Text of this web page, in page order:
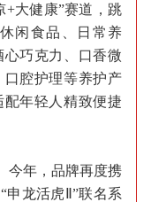
+大健康”赛道，跳
闲食品、日常养
巧克力、口香微
腔护理等养护产
年轻人精致便捷
今年，品牌再度携
申龙活虎Ⅱ”联名系